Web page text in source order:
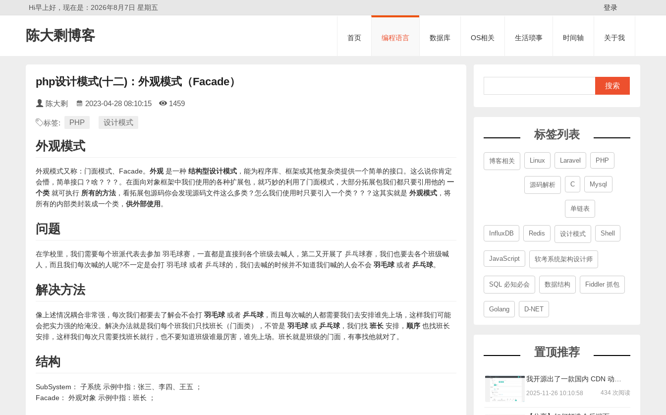
Hi早上好，现在是：2026年8月7日 星期五 登录
陈大剩博客 首页 编程语言 数据库 OS相关 生活琐事 时间轴 关于我
php设计模式(十二)：外观模式（Facade）
陈大剩 2023-04-28 08:10:15 1459
标签: PHP 设计模式
外观模式
外观模式又称：门面模式、Facade。 外观是一种 结构型设计模式 ，能为程序库、框架或其他复杂类提供一个简单的接口。这么说你肯定
会懵，简单接口？啥？？？。在面向对象框架中我们使用的各种扩展包，就巧妙的利用了门面模式，大部分拓展包我们都只要引用他的 一
个类 就可执行 所有的方法 ，看拓展包源码你会发现源码文件这么多类？怎么我们使用时只要引入一个类？？？这其实就是 外观模式 ，将
所有的内部类封装成一个类， 供外部使用。
问题
在学校里，我们需要每个班派代表去参加 羽毛球赛，一直都是直接到各个班级去喊人，第二又开展了 乒乓球赛，我们也要去各个班级喊
人，而且我们每次喊的人呢?不一定是会打 羽毛球 或者 乒乓球的，我们去喊的时候并不知道我们喊的人会不会 羽毛球 或者 乒乓球。
解决方法
像上述情况耦合非常强，每次我们都要去了解会不会打 羽毛球 或者 乒乓球 ，而且每次喊的人都需要我们去安排谁先上场，这样我们可能
会把实力强的给淹没。解决办法就是我们每个班我们只找班长（门面类），不管是 羽毛球 或 乒乓球 ，我们找 班长 安排， 顺序 也找班长
安排，这样我们每次只需要找班长就行，也不要知道班级谁最厉害，谁先上场。班长就是班级的门面，有事找他就对了。
结构
SubSystem： 子系统 示例中指：张三、李四、王五 ；
Facade： 外观对象 示例中指：班长 ；
搜索
标签列表
博客相关 Linux Laravel PHP
源码解析 C Mysql
单链表
InfluxDB Redis 设计模式 Shell
JavaScript 软考系统架构设计师
SQL 必知必会 数据结构 Fiddler 抓包
Golang D-NET
置顶推荐
2025-11-26 10:10:58 434 次阅读